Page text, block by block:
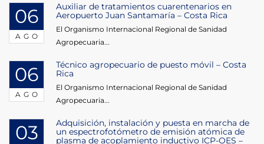
06
AGO
Auxiliar de tratamientos cuarentenarios en
Aeropuerto Juan Santamaría – Costa Rica
El Organismo Internacional Regional de Sanidad
Agropecuaria...
06
AGO
Técnico agropecuario de puesto móvil – Costa
Rica
El Organismo Internacional Regional de Sanidad
Agropecuaria...
03
Adquisición, instalación y puesta en marcha de
un espectrofotómetro de emisión atómica de
plasma de acoplamiento inductivo ICP-OES –